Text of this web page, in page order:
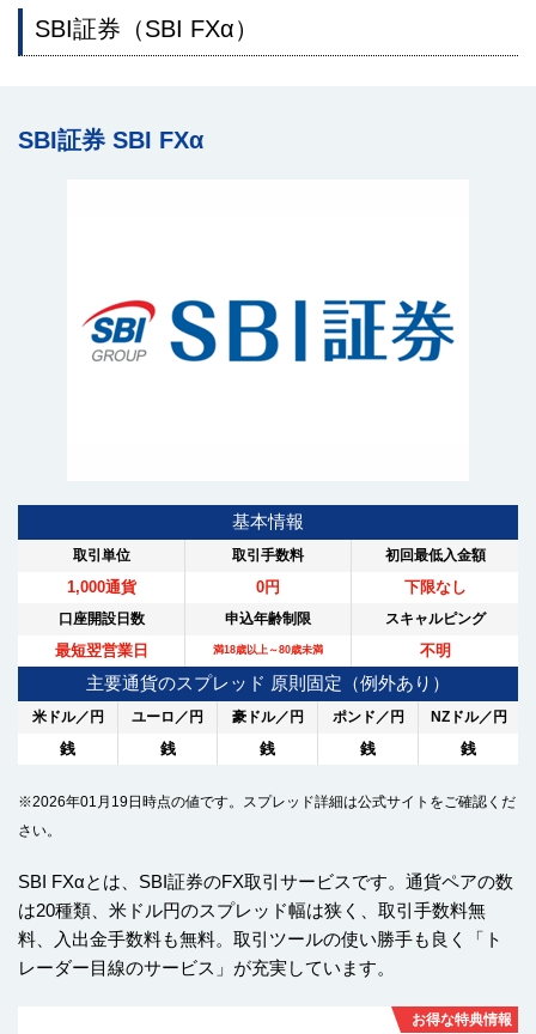
SBI証券（SBI FXα）
SBI証券 SBI FXα
基本情報
取引単位 取引手数料 初回最低入金額
1,000通貨 0円 下限なし
口座開設日数 申込年齢制限 スキャルピング
最短翌営業日 満18歳以上～80歳未満 不明
主要通貨のスプレッド 原則固定（例外あり）
米ドル／円 ユーロ／円 豪ドル／円 ポンド／円 NZドル／円
銭 銭 銭 銭 銭
※2026年01月19日時点の値です。スプレッド詳細は公式サイトをご確認くだ
さい。
SBI FXαとは、SBI証券のFX取引サービスです。通貨ペアの数
は20種類、米ドル円のスプレッド幅は狭く、取引手数料無
料、入出金手数料も無料。取引ツールの使い勝手も良く「ト
レーダー目線のサービス」が充実しています。
お得な特典情報